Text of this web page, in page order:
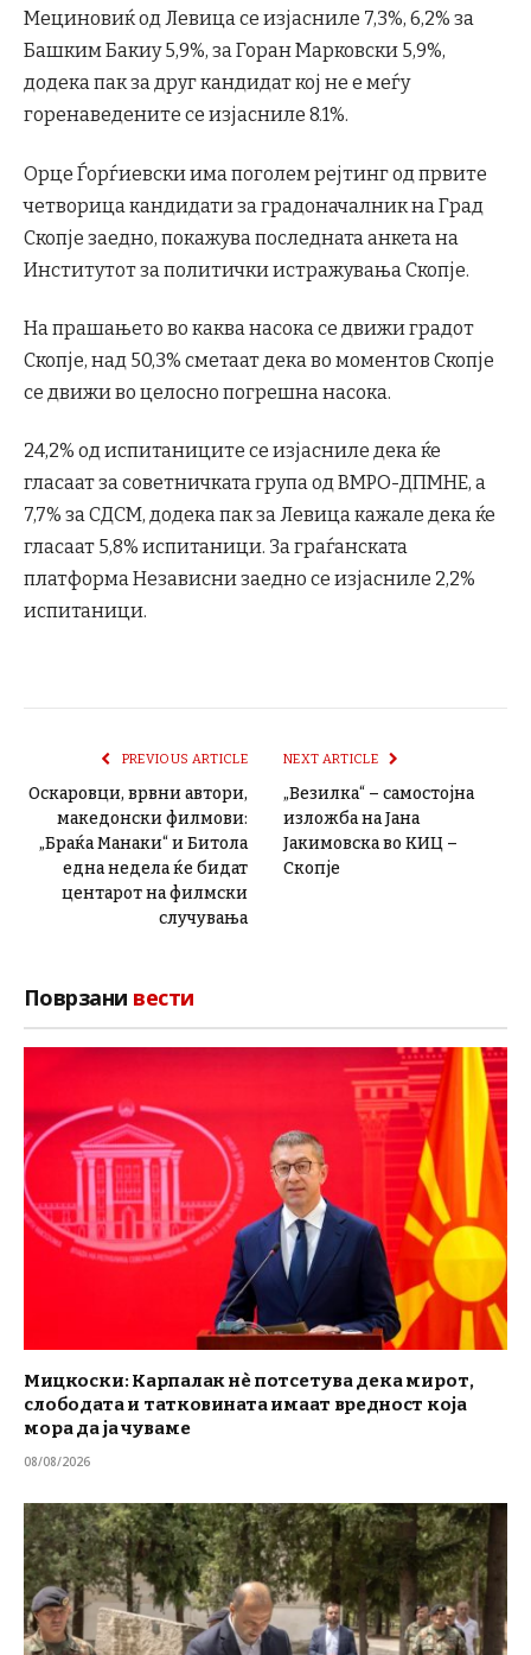
Мециновиќ од Левица се изјасниле 7,3%, 6,2% за
Башким Бакиу 5,9%, за Горан Марковски 5,9%,
додека пак за друг кандидат кој не е меѓу
горенаведените се изјасниле 8.1%.
Орце Ѓорѓиевски има поголем рејтинг од првите
четворица кандидати за градоначалник на Град
Скопје заедно, покажува последната анкета на
Институтот за политички истражувања Скопје.
На прашањето во каква насока се движи градот
Скопје, над 50,3% сметаат дека во моментов Скопје
се движи во целосно погрешна насока.
24,2% од испитаниците се изјасниле дека ќе
гласаат за советничката група од ВМРО-ДПМНЕ, а
7,7% за СДСМ, додека пак за Левица кажале дека ќе
гласаат 5,8% испитаници. За граѓанската
платформа Независни заедно се изјасниле 2,2%
испитаници.
PREVIOUS ARTICLE
Оскаровци, врвни автори,
македонски филмови:
„Браќа Манаки“ и Битола
една недела ќе бидат
центарот на филмски
случувања
NEXT ARTICLE
„Везилка“ – самостојна
изложба на Јана
Јакимовска во КИЦ –
Скопје
Поврзани вести
Мицкоски: Карпалак нè потсетува дека мирот,
слободата и татковината имаат вредност која
мора да ја чуваме
08/08/2026